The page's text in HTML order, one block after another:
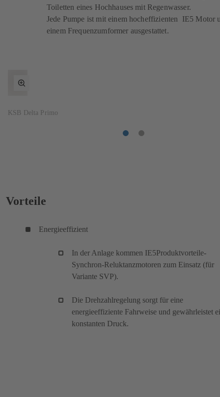
Toiletten eines Hochhauses mit Regenwasser.
Jede Pumpe ist mit einem hocheffizienten IE5 Motor
einem Frequenzumformer ausgestattet.
KSB Delta Primo
Vollbildmodus
ArtikelArtikel
Vorteile
Energieeffizient
In der Anlage kommen IE5Produktvorteile-
Synchron-Reluktanzmotoren zum Einsatz (für
Variante SVP).
Die Drehzahlregelung sorgt für eine
energieeffiziente Fahrweise und gewährleistet
konstanten Druck.